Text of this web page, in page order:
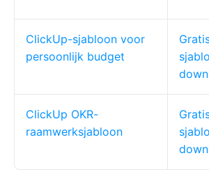
ClickUp-sjabloon voor
persoonlijk budget
ClickUp OKR-
raamwerksjabloon